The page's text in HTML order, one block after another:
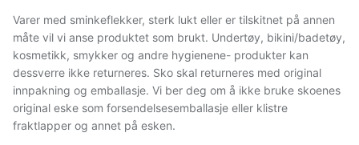
Varer med sminkeflekker, sterk lukt eller er tilskitnet på annen
måte vil vi anse produktet som brukt. Undertøy, bikini/badetøy,
kosmetikk, smykker og andre hygienene- produkter kan
dessverre ikke returneres. Sko skal returneres med original
innpakning og emballasje. Vi ber deg om å ikke bruke skoenes
original eske som forsendelsesemballasje eller klistre
fraktlapper og annet på esken.